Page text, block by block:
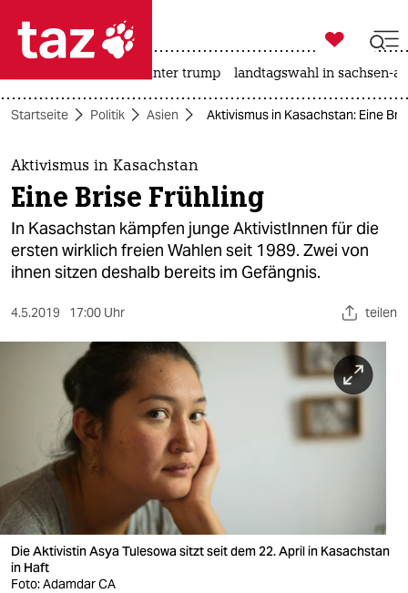
 taz zahl ich
taz zahl ich
themen
politik
öko
nord
wahrheit
verlag
verlag

taz zahl ich
usa unter trump landtagswahl in sachsen-
Startseite Politik Asien Aktivismus in Kasachstan: Eine
Aktivismus in Kasachstan
Eine Brise Frühling
In Kasachstan kämpfen junge AktivistInnen für die
ersten wirklich freien Wahlen seit 1989. Zwei von
ihnen sitzen deshalb bereits im Gefängnis.
4.5.2019 17:00 Uhr teilen
Die Aktivistin Asya Tulesowa sitzt seit dem 22. April in Kasachstan
in Haft
Foto: Adamdar CA